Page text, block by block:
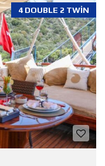
4 DOUBLE 2 TWIN